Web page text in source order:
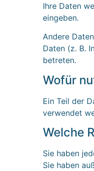
Ihre Daten
eingeben.
Andere
Daten (z. B.
betreten.
Wofür
Ein Teil der
verwendet
Welche
Sie haben
Sie haben